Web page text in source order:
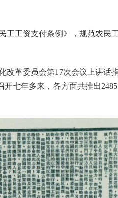
工资支付条例》，规范农民
革委员会第17次会议上讲话
七年多来，各方面共推出